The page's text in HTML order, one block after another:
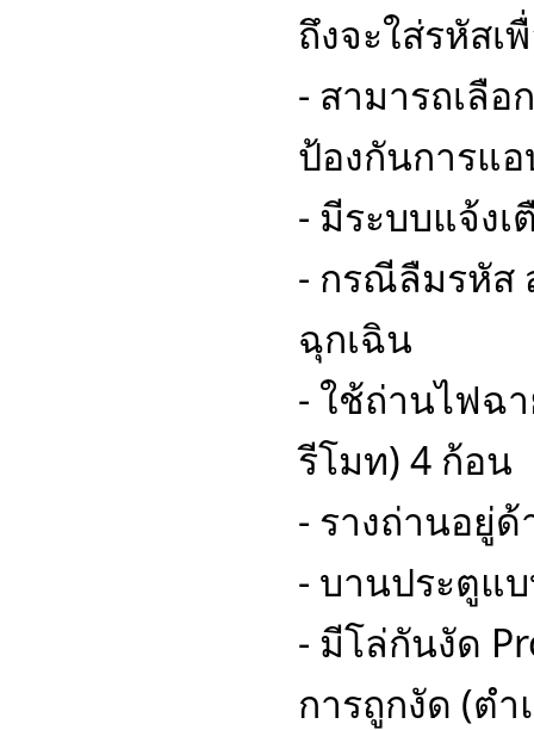
ถึงจะใส่รหัส
- สามารถเลื
ป้องกันการแ
- มีระบบแจ้ง
- กรณีลืมรหัส
ฉุกเฉิน
- ใช้ถ่านไฟฉ
รีโมท) 4 ก้อน
- รางถ่านอยู่
- บานประตูแ
- มีโล่กันงัด
การถูกงัด (ต